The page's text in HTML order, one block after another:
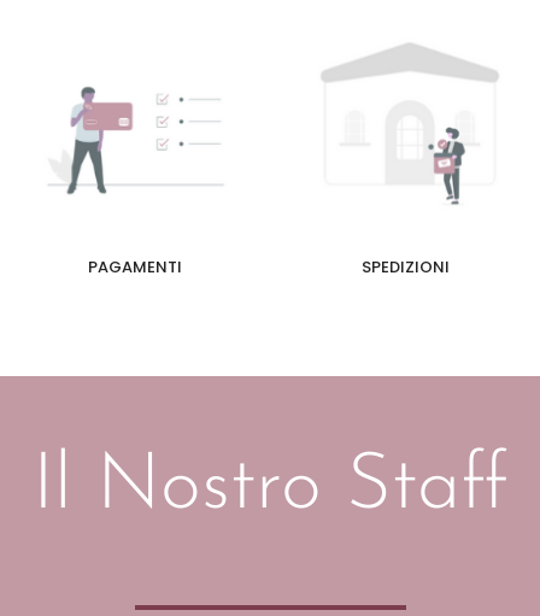
PAGAMENTI SPEDIZIONI
Il Nostro Staff